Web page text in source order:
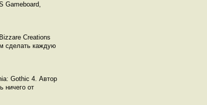
Gameboard,
Creations
сделать каждую
Gothic 4. Автор
ничего от